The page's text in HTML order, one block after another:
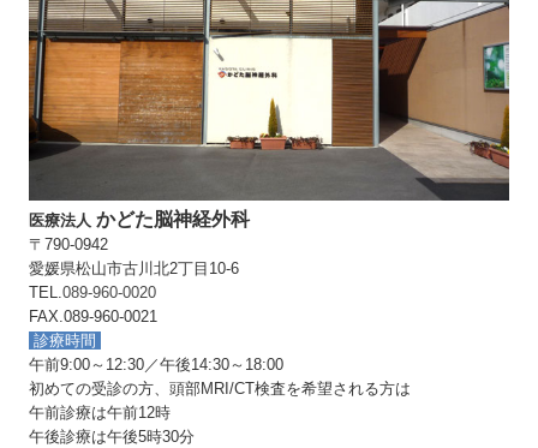
医療法人かどた脳神経外科
〒790-0942
愛媛県松山市古川北2丁目10-6
TEL.089-960-0020
FAX.089-960-0021
診療時間
午前9:00～12:30／午後14:30～18:00
初めての受診の方、頭部MRI/CT検査を希望される方は
午前診療は午前12時
午後診療は午後5時30分